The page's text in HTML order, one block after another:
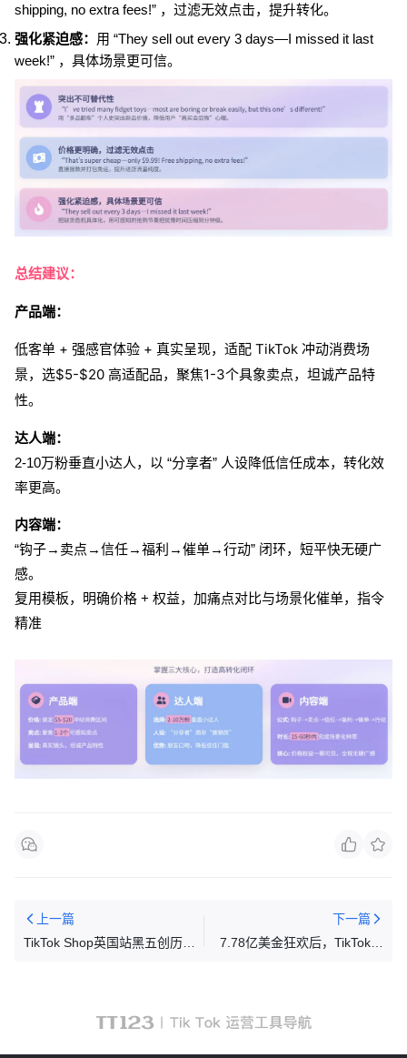
shipping, no extra fees!” ，过滤无效点击，提升转化。
强化紧迫感： 用 “They sell out every 3 days—I missed it last
week!” ，具体场景更可信。
总结建议：
产品端：
低客单 + 强感官体验 + 真实呈现，适配 TikTok 冲动消费场
景，选$5-$20 高适配品，聚焦1-3个具象卖点，坦诚产品特
性。
达人端：
2-10万粉垂直小达人，以 “分享者” 人设降低信任成本，转化效
率更高。
内容端：
“钩子→卖点→信任→福利→催单→行动” 闭环，短平快无硬广
感。
复用模板，明确价格 + 权益，加痛点对比与场景化催单，指令
精准
上一篇
TikTok Shop英国站黑五创历史
下一篇
7.78亿美金狂欢后，TikTok美